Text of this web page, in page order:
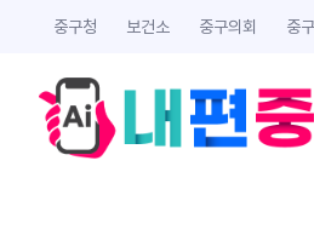
중구청 보건소 중구의회 중